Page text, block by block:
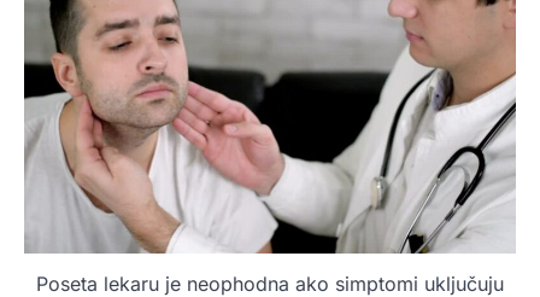
Poseta lekaru je neophodna ako simptomi uključuju